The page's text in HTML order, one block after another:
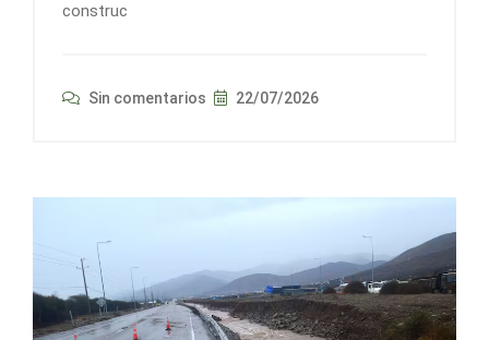
construc
Sin comentarios 22/07/2026